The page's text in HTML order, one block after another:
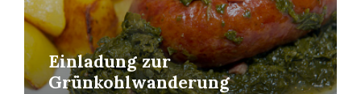
Einladung zur
Grünkohlwanderung